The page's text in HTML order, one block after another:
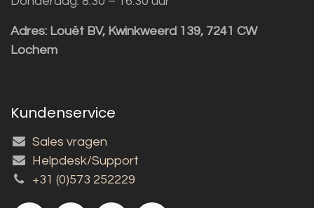
Adres: Louët BV, Kwinkweerd 139, 7241 CW
Lochem
Kundenservice
Sales vragen
Helpdesk/Support
+31 (0)573 252229